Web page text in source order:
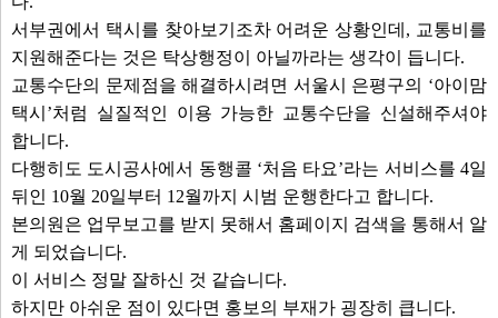
서부권에서 택시를 찾아보기조차 어려운 상황인데, 교통비를
지원해준다는 것은 탁상행정이 아닐까라는 생각이 듭니다.
교통수단의 문제점을 해결하시려면 서울시 은평구의 ‘아이맘
택시’처럼 실질적인 이용 가능한 교통수단을 신설해주셔야
합니다.
다행히도 도시공사에서 동행콜 ‘처음 타요’라는 서비스를 4일
뒤인 10월 20일부터 12월까지 시범 운행한다고 합니다.
본의원은 업무보고를 받지 못해서 홈페이지 검색을 통해서 알
게 되었습니다.
이 서비스 정말 잘하신 것 같습니다.
하지만 아쉬운 점이 있다면 홍보의 부재가 굉장히 큽니다.